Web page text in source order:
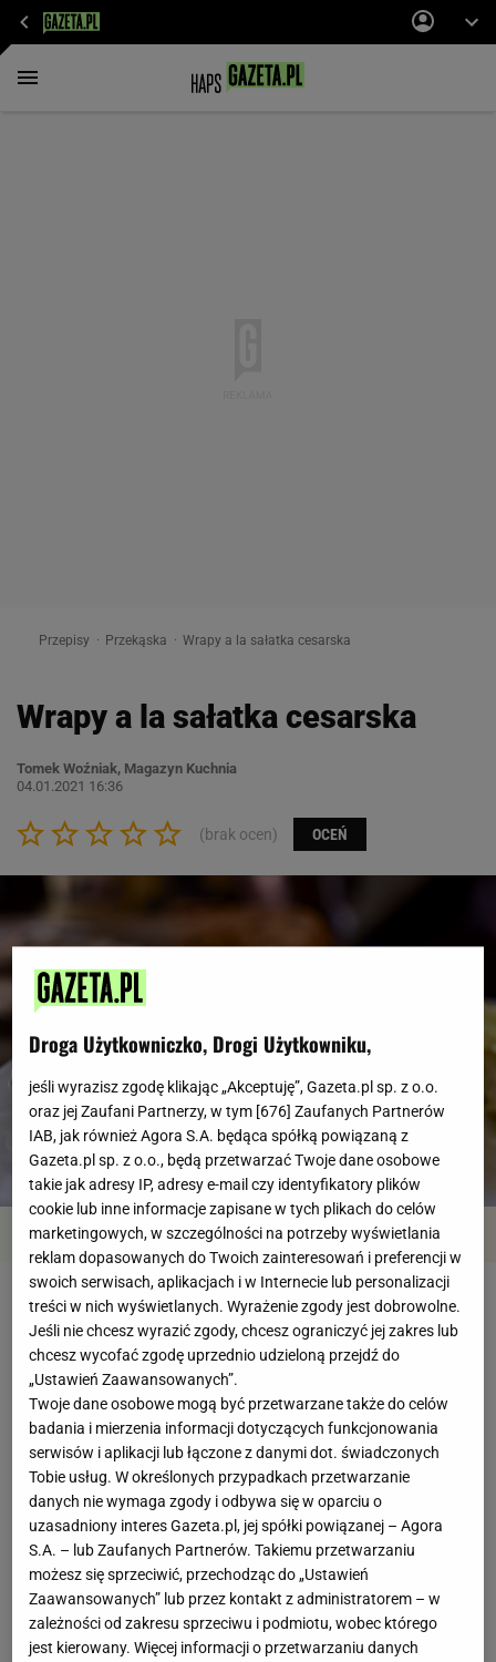
Przepisy Przekąska Wrapy a la sałatka cesarska
Wrapy a la sałatka cesarska
Tomek Woźniak, Magazyn Kuchnia
04.01.2021 16:36
(brak ocen) OCEŃ
Przegląd Składniki Kroki
Wrapy a la sałatka cesarska
Czas przygotowania
Poziom trudności łatwy
Można zamrażać?Nie
Dania mięsne Dania z kurczaka Przekąski na imprezę
Droga Użytkowniczko, Drogi Użytkowniku,
jeśli wyrazisz zgodę klikając „Akceptuję”, Gazeta.pl sp. z o.o.
oraz jej Zaufani Partnerzy, w tym [ 676 ] Zaufanych Partnerów
IAB, jak również Agora S.A. będąca spółką powiązaną z
Gazeta.pl sp. z o.o., będą przetwarzać Twoje dane osobowe
takie jak adresy IP, adresy e-mail czy identyfikatory plików
cookie lub inne informacje zapisane w tych plikach do celów
marketingowych, w szczególności na potrzeby wyświetlania
reklam dopasowanych do Twoich zainteresowań i preferencji w
swoich serwisach, aplikacjach i w Internecie lub personalizacji
treści w nich wyświetlanych. Wyrażenie zgody jest dobrowolne.
Jeśli nie chcesz wyrazić zgody, chcesz ograniczyć jej zakres lub
chcesz wycofać zgodę uprzednio udzieloną przejdź do
„Ustawień Zaawansowanych”.
Twoje dane osobowe mogą być przetwarzane także do celów
badania i mierzenia informacji dotyczących funkcjonowania
serwisów i aplikacji lub łączone z danymi dot. świadczonych
Tobie usług. W określonych przypadkach przetwarzanie
danych nie wymaga zgody i odbywa się w oparciu o
uzasadniony interes Gazeta.pl, jej spółki powiązanej – Agora
S.A. – lub Zaufanych Partnerów. Takiemu przetwarzaniu
możesz się sprzeciwić, przechodząc do „Ustawień
Zaawansowanych” lub przez kontakt z administratorem – w
zależności od zakresu sprzeciwu i podmiotu, wobec którego
jest kierowany. Więcej informacji o przetwarzaniu danych